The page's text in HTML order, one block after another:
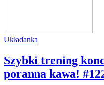
Układanka
Szybki trening
poranna kawa!